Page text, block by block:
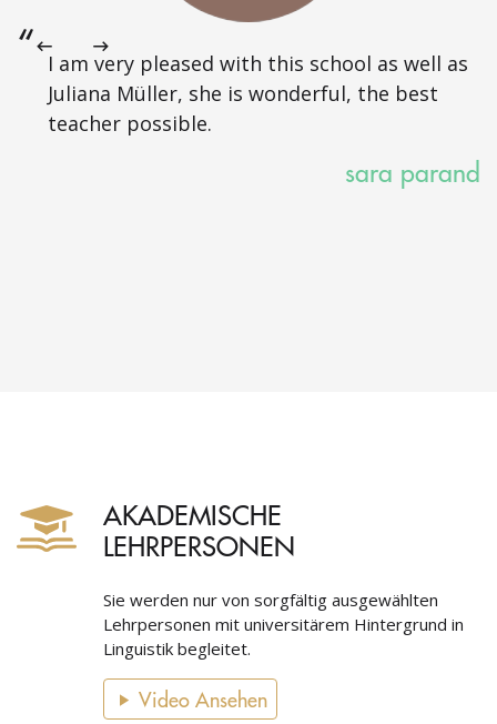
I am very pleased with this school as well as
Juliana Müller, she is wonderful, the best
teacher possible.
sara parand
AKADEMISCHE
LEHRPERSONEN
Sie werden nur von sorgfältig ausgewählten
Lehrpersonen mit universitärem Hintergrund in
Linguistik begleitet.
Video Ansehen